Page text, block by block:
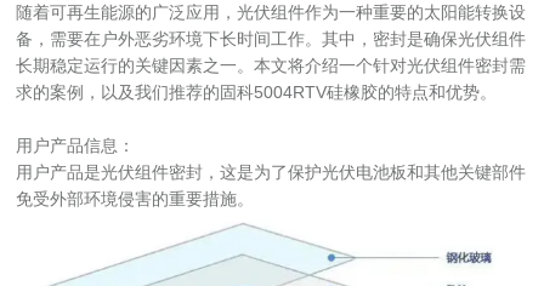
随着可再生能源的广泛应用，光伏组件作为一种重要的太阳能转换设
备，需要在户外恶劣环境下长时间工作。其中，密封是确保光伏组件
长期稳定运行的关键因素之一。本文将介绍一个针对光伏组件密封需
求的案例，以及我们推荐的固科5004RTV硅橡胶的特点和优势。
用户产品信息：
用户产品是光伏组件密封，这是为了保护光伏电池板和其他关键部件
免受外部环境侵害的重要措施。